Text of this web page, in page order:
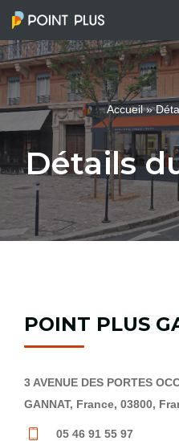
Aller
au
contenu
Accueil»
Détails
POINT PLUS
3 AVENUE DES PORTES
GANNAT, France, 03800,
05 46 91 55 97